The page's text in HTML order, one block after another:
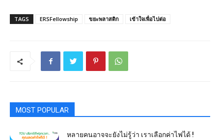
TAGS ERSFellowship ขยะพลาสติก เข้าใจเพื่อไปต่อ
MOST POPULAR
หลายคนอาจจะยังไม่รู้ว่า เราเลือกค่าไฟได้ !